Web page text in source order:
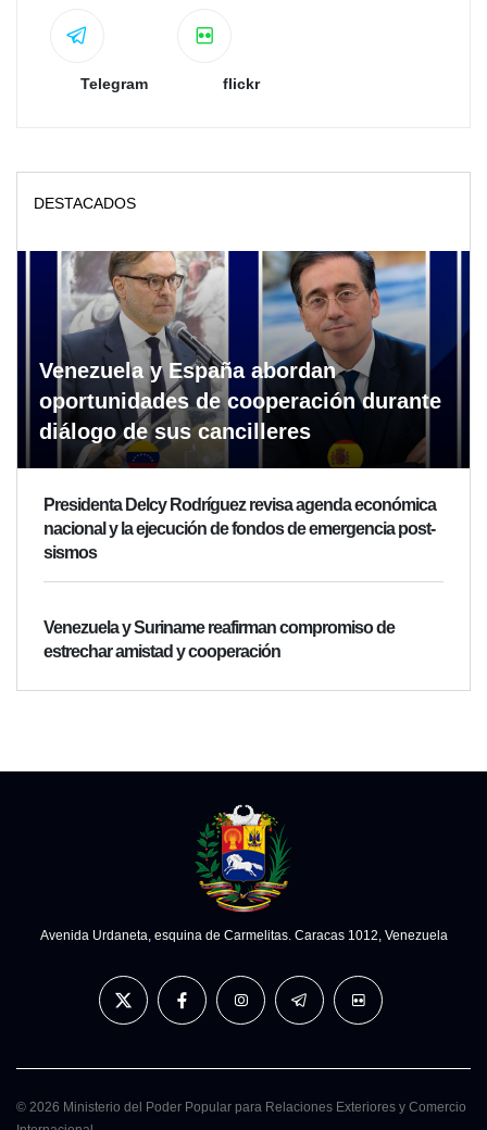
Telegram flickr
DESTACADOS
Venezuela y España abordan
oportunidades de cooperación durante
diálogo de sus cancilleres
Presidenta Delcy Rodríguez revisa agenda económica
nacional y la ejecución de fondos de emergencia post-
sismos
Venezuela y Suriname reafirman compromiso de
estrechar amistad y cooperación
Avenida Urdaneta, esquina de Carmelitas. Caracas 1012, Venezuela
© 2026 Ministerio del Poder Popular para Relaciones Exteriores y Comercio